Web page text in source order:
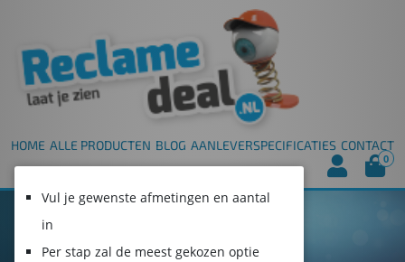
HOME ALLE PRODUCTEN BLOG AANLEVERSPECIFICATIES CONTACT
0
Vul je gewenste afmetingen en aantal
in
Per stap zal de meest gekozen optie